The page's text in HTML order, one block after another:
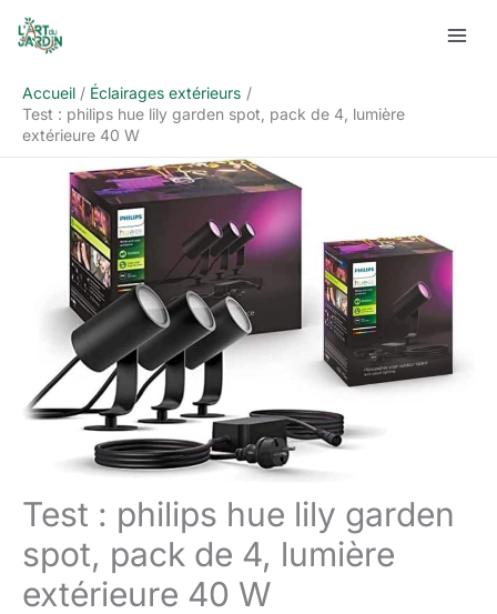
Aller
Accueil
Éclairages extérieurs
Test : philips hue lily garden spot, pack de 4, lumière
extérieure 40 W
Test : philips hue lily garden
spot, pack de 4, lumière
extérieure 40 W
Rechercher